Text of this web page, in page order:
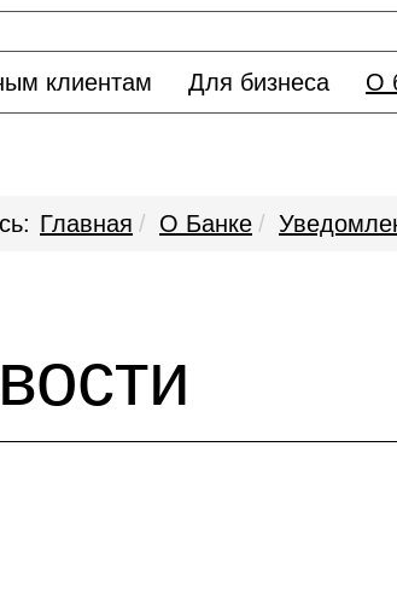
клиентам Для бизнеса О
Главная О Банке